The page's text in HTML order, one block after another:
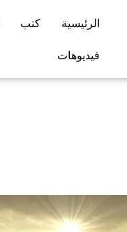
الرئيسية كتب
فيديوهات